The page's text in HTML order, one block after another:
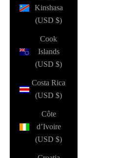
Kinshasa
(USD $)
Cook
Islands
(USD $)
Costa Rica
(USD $)
Côte
d’Ivoire
(USD $)